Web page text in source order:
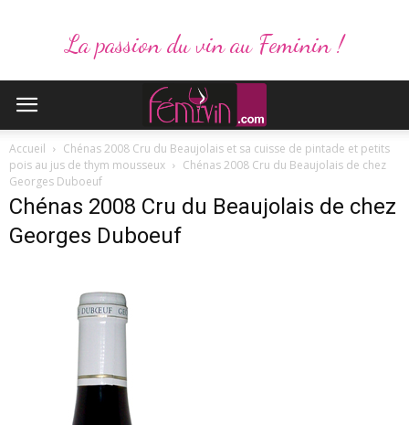
La passion du vin au Feminin !
Accueil
Chénas 2008 Cru du Beaujolais et sa cuisse de pintade et petits
pois au jus de thym mousseux
Chénas 2008 Cru du Beaujolais de chez
Georges Duboeuf
Chénas 2008 Cru du Beaujolais de chez
Georges Duboeuf